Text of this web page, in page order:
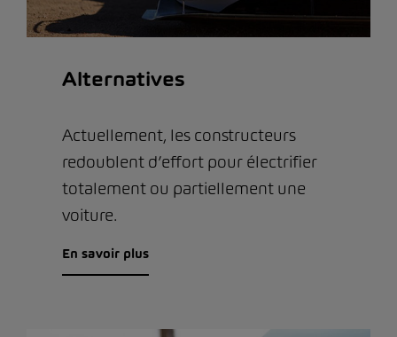
Alternatives
Actuellement, les constructeurs
redoublent d’effort pour électrifier
totalement ou partiellement une
voiture.
En savoir plus